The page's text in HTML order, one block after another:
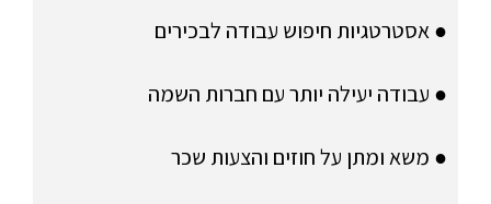
● אסטרטגיות חיפוש עבודה לבכירים
● עבודה יעילה יותר עם חברות השמה
● משא ומתן על חוזים והצעות שכר